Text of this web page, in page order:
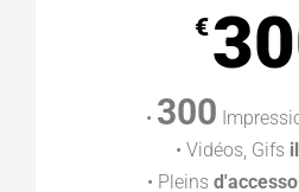
€
• 300
• Vidéos, Gifs
• Pleins